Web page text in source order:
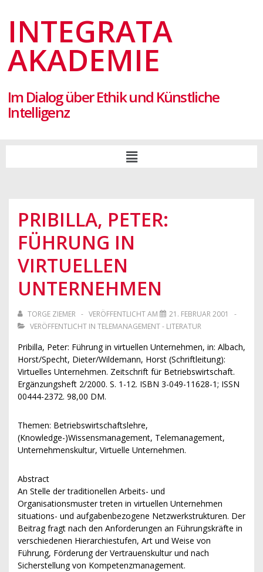
INTEGRATA
AKADEMIE
Im Dialog über Ethik und Künstliche
Intelligenz
PRIBILLA, PETER:
FÜHRUNG IN
VIRTUELLEN
UNTERNEHMEN
TORGE ZIEMER VERÖFFENTLICHT AM
21. FEBRUAR 2001
VERÖFFENTLICHT IN TELEMANAGEMENT - LITERATUR
Pribilla, Peter: Führung in virtuellen Unternehmen, in: Albach,
Horst/Specht, Dieter/Wildemann, Horst (Schriftleitung):
Virtuelles Unternehmen. Zeitschrift für Betriebswirtschaft.
Ergänzungsheft 2/2000. S. 1-12. ISBN 3-049-11628-1; ISSN
00444-2372. 98,00 DM.
Themen: Betriebswirtschaftslehre,
(Knowledge-)Wissensmanagement, Telemanagement,
Unternehmenskultur, Virtuelle Unternehmen.
Abstract
An Stelle der traditionellen Arbeits- und
Organisationsmuster treten in virtuellen Unternehmen
situations- und aufgabenbezogene Netzwerkstrukturen. Der
Beitrag fragt nach den Anforderungen an Führungskräfte in
verschiedenen Hierarchiestufen, Art und Weise von
Führung, Förderung der Vertrauenskultur und nach
Sicherstellung von Kompetenzmanagement.